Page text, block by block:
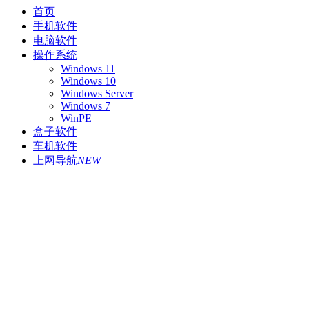
首页
手机软件
电脑软件
操作系统
Windows 11
Windows 10
Windows Server
Windows 7
WinPE
盒子软件
车机软件
上网导航NEW